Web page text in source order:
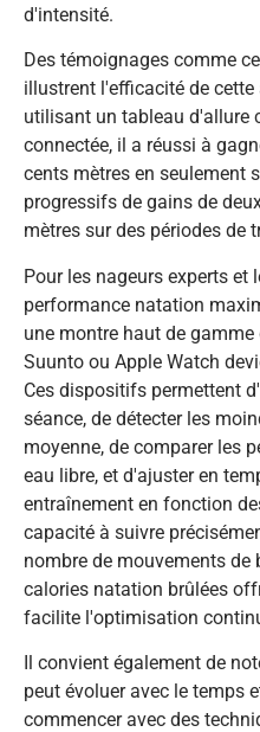
d'intensité.
Des témoignages comme
illustrent l'efficacité de cette
utilisant un tableau d'allure
connectée, il a réussi à
cents mètres en seulement
progressifs de gains de
mètres sur des périodes de
Pour les nageurs experts et
performance natation
une montre haut de
Suunto ou Apple Watch
Ces dispositifs permettent
séance, de détecter les
moyenne, de comparer les
eau libre, et d'ajuster en
entraînement en fonction
capacité à suivre
nombre de mouvements de
calories natation brûlées
facilite l'optimisation
Il convient également de
peut évoluer avec le temps
commencer avec des